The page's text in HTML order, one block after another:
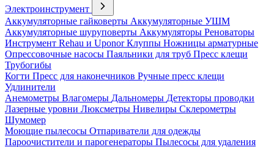
Электроинструмент
Аккумуляторные гайковерты Аккумуляторные УШМ
Аккумуляторные шуруповерты Аккумуляторы Реноваторы
Инструмент Rehau и UponorКлуппы Ножницы арматурные
Опрессовочные насосы Паяльники для труб Пресс клещи
Трубогибы
Когти Пресс для наконечников Ручные пресс клещи
Удлинители
Анемометры Влагомеры Дальномеры Детекторы проводки
Лазерные уровни Люксметры Нивелиры Склерометры
Шумомер
Моющие пылесосы Отпариватели для одежды
Пароочистители и парогенераторы Пылесосы для удаления